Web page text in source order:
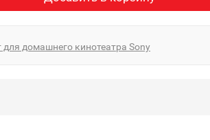
для домашнего кинотеатра Sony